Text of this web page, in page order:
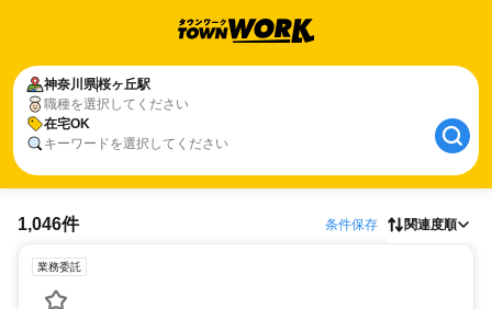
神奈川県桜ヶ丘駅
職種を選択してください
在宅OK
キーワードを選択してください
1,046件 条件保存 関連度順
業務委託